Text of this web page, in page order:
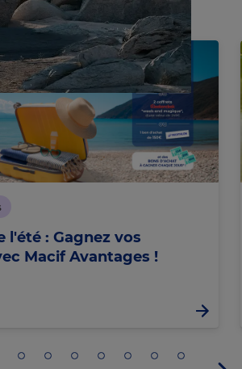
l'été : Gagnez vos
Macif Avantages !
Aller Aller Aller Aller Aller Aller Aller